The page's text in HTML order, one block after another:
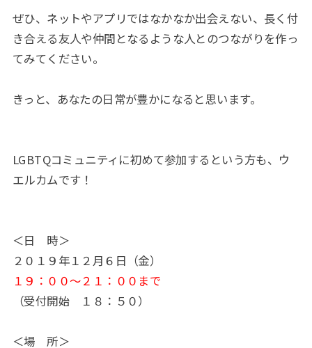
ぜひ、ネットやアプリではなかなか出会えない、長く付
き合える友人や仲間となるような人とのつながりを作っ
てみてください。
きっと、あなたの日常が豊かになると思います。
LGBTQコミュニティに初めて参加するという方も、ウ
エルカムです！
＜日 時＞
２０１９年１２月６日（金）
１９：００～２１：００まで
（受付開始 １８：５０）
＜場 所＞